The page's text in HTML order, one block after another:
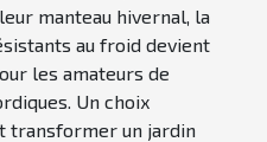
manteau hivernal, la
au froid devient
les amateurs de
Un choix
transformer un jardin